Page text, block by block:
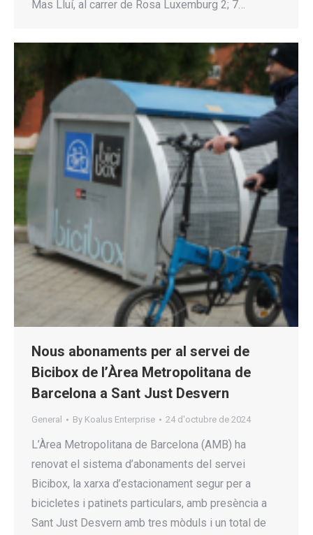
Mas Lluí, al carrer de Rosa Luxemburg 2; 7…
Nous abonaments per al servei de
Bicibox de l’Àrea Metropolitana de
Barcelona a Sant Just Desvern
General By Koalus Enterprise 24 d'octubre de 2024
L’Àrea Metropolitana de Barcelona (AMB) ha
renovat el sistema d’abonaments del servei
Bicibox, la xarxa d’estacionament segur per a
bicicletes i patinets particulars, amb presència a
Sant Just Desvern amb tres mòduls i un total de